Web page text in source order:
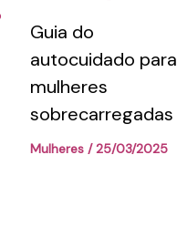
Guia do
autocuidado para
mulheres
sobrecarregadas
Mulheres /25/03/2025